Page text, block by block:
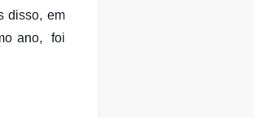
disso, em
ano, foi